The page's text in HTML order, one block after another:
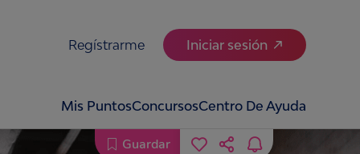
Regístrarme Iniciar sesión
Mis PuntosConcursosCentro De Ayuda
Guardar